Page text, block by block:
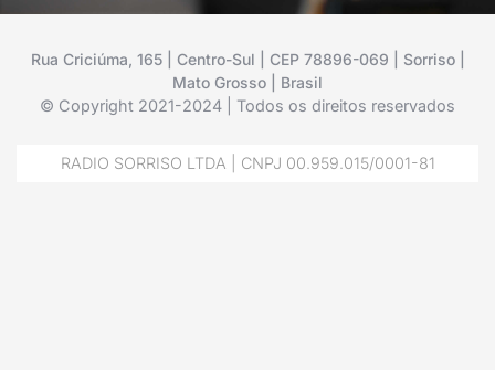
Rua Criciúma, 165 | Centro-Sul | CEP 78896-069 | Sorriso |
Mato Grosso | Brasil
© Copyright 2021-2024 | Todos os direitos reservados
RADIO SORRISO LTDA | CNPJ 00.959.015/0001-81